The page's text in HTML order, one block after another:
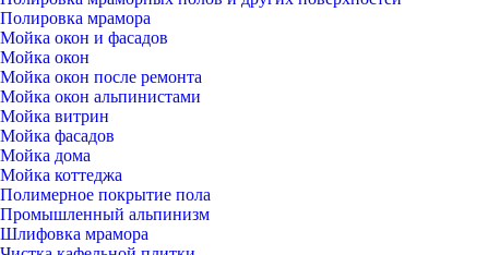
Полировка мрамора
Мойка окон и фасадов
Мойка окон
Мойка окон после ремонта
Мойка окон альпинистами
Мойка витрин
Мойка фасадов
Мойка дома
Мойка коттеджа
Полимерное покрытие пола
Промышленный альпинизм
Шлифовка мрамора